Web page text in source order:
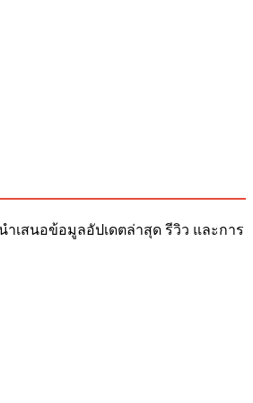
เสนอข้อมูลอัปเดตล่าสุด รีวิว และการ